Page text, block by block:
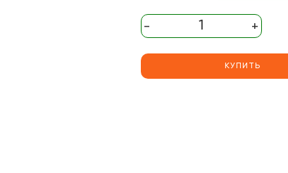
- +
КУПИТЬ